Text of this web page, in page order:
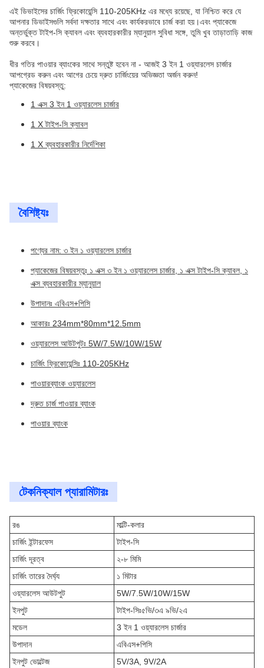
এই ডিভাইসের চার্জিং ফ্রিকোয়েন্সি 110-205KHz এর মধ্যে রয়েছে, যা নিশ্চিত করে যে
আপনার ডিভাইসগুলি সর্বদা দক্ষতার সাথে এবং কার্যকরভাবে চার্জ করা হয়।এবং প্যাকেজে
অন্তর্ভুক্ত টাইপ-সি ক্যাবল এবং ব্যবহারকারীর ম্যানুয়াল সুবিধা সঙ্গে, তুমি খুব তাড়াতাড়ি কাজ
শুরু করবে।
ধীর গতির পাওয়ার ব্যাংকের সাথে সন্তুষ্ট হবেন না - আজই 3 ইন 1 ওয়্যারলেস চার্জার
আপগ্রেড করুন এবং আগের চেয়ে দ্রুত চার্জিংয়ের অভিজ্ঞতা অর্জন করুন!
প্যাকেজের বিষয়বস্তু:
1 এক্স 3 ইন 1 ওয়্যারলেস চার্জার
1 X টাইপ-সি ক্যাবল
1 X ব্যবহারকারীর নির্দেশিকা
বৈশিষ্ট্যঃ
পণ্যের নাম: ৩ ইন ১ ওয়্যারলেস চার্জার
প্যাকেজের বিষয়বস্তুঃ ১ এক্স ৩ ইন ১ ওয়্যারলেস চার্জার, ১ এক্স টাইপ-সি ক্যাবল, ১
এক্স ব্যবহারকারীর ম্যানুয়াল
উপাদানঃ এবিএস+পিসি
আকারঃ 234mm*80mm*12.5mm
ওয়্যারলেস আউটপুটঃ 5W/7.5W/10W/15W
চার্জিং ফ্রিকোয়েন্সিঃ 110-205KHz
পাওয়ারব্যাংক ওয়্যারলেস
দ্রুত চার্জ পাওয়ার ব্যাংক
পাওয়ার ব্যাংক
টেকনিক্যাল প্যারামিটারঃ
রঙ
মাল্টি-কলার
চার্জিং ইন্টারফেস
টাইপ-সি
চার্জিং দূরত্ব
২-৮ মিমি
চার্জিং তারের দৈর্ঘ্য
১ মিটার
ওয়্যারলেস আউটপুট
5W/7.5W/10W/15W
ইনপুট
টাইপ-সিঃ৫ভি/৩এ ৯ভি/২এ
মডেল
3 ইন 1 ওয়্যারলেস চার্জার
উপাদান
এবিএস+পিসি
ইনপুট ভোল্টেজ
5V/3A, 9V/2A